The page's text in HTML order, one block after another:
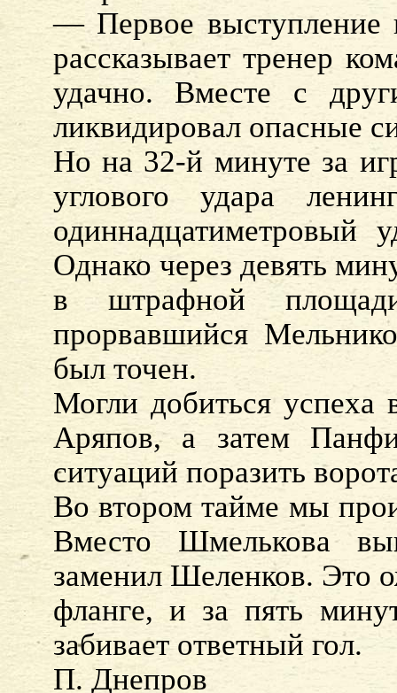
— Первое выступление
рассказывает тренер
удачно. Вместе с
ликвидировал опасные
Но на 32-й минуте за
углового удара
одиннадцатиметровый
Однако через девять
в штрафной
прорвавшийся
был точен.
Могли добиться
Аряпов, а затем
ситуаций поразить
Во втором тайме мы
Вместо Шмелькова
заменил Шеленков. Это
фланге, и за пять
забивает ответный гол.
П. Днепров